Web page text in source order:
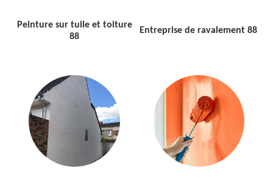
Peinture sur tuile et toiture
88
Entreprise de ravalement 88